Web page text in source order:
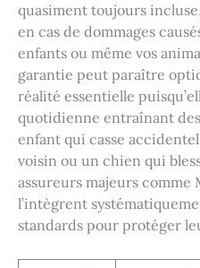
quasiment toujours
en cas de dommages
enfants ou même vos
garantie peut paraître
réalité essentielle
quotidienne entraînant
enfant qui casse
voisin ou un chien qui
assureurs majeurs comme
l’intègrent
standards pour protéger